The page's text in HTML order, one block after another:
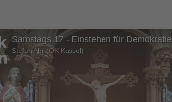
Samstags 17 - Einstehen für Demokratie
Stefan Ahr (OK Kassel)